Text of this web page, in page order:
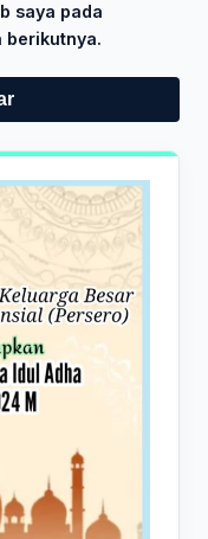
saya pada
berikutnya.